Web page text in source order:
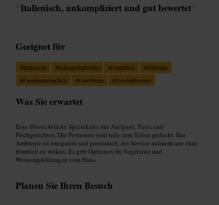
“Italienisch, unkompliziert und gut bewertet”
Geeignet für
#Italienisch #ItalienischeKüche #Gemütlich #FürPaare
#Familienfreundlich #GuteWeine #Geschäftsessen
Was Sie erwartet
Eine übersichtliche Speisekarte mit Antipasti, Pasta und
Fischgerichten. Die Portionen sind teils zum Teilen gedacht. Das
Ambiente ist entspannt und persönlich, der Service aufmerksam ohne
förmlich zu wirken. Es gibt Optionen für Vegetarier und
Weinempfehlungen vom Haus.
Planen Sie Ihren Besuch